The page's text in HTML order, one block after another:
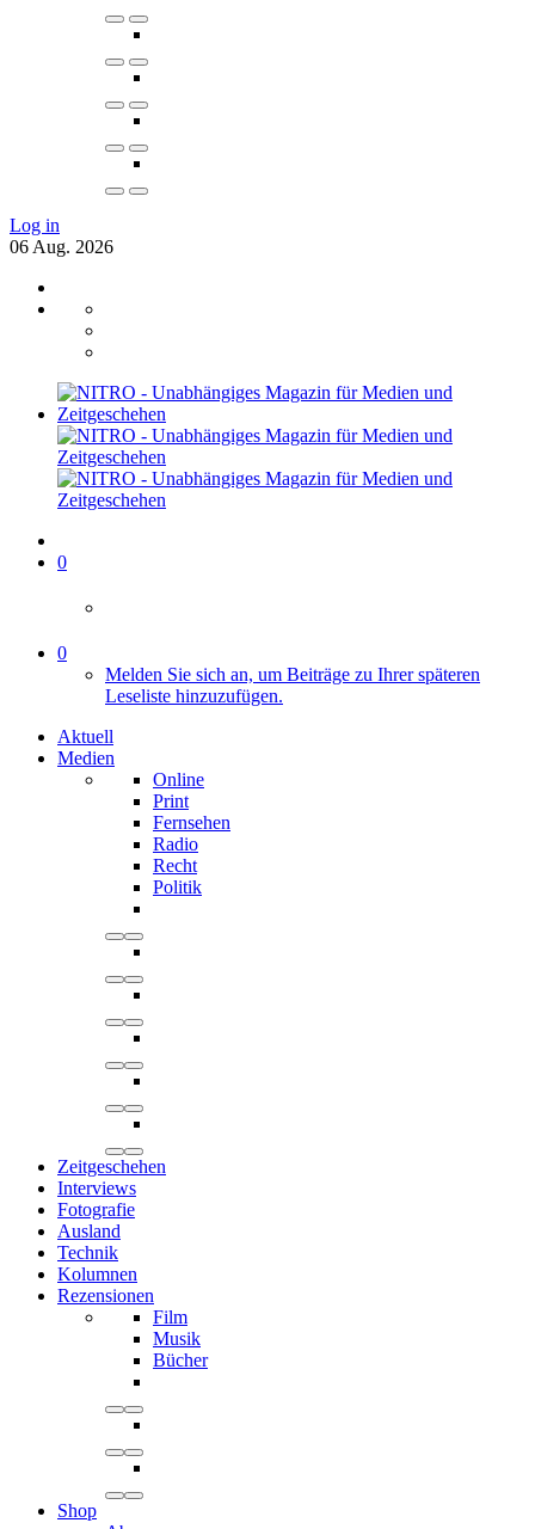
Log in
06 Aug. 2026
0
0
Melden Sie sich an, um Beiträge zu Ihrer späteren
Leseliste hinzuzufügen.
Aktuell
Medien
Online
Print
Fernsehen
Radio
Recht
Politik
Zeitgeschehen
Interviews
Fotografie
Ausland
Technik
Kolumnen
Rezensionen
Film
Musik
Bücher
Shop